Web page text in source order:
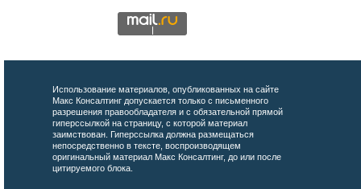
Использование материалов, опубликованных на сайте
Макс Консалтинг допускается только с письменного
разрешения правообладателя и с обязательной прямой
гиперссылкой на страницу, с которой материал
заимствован. Гиперссылка должна размещаться
непосредственно в тексте, воспроизводящем
оригинальный материал Макс Консалтинг, до или после
цитируемого блока.